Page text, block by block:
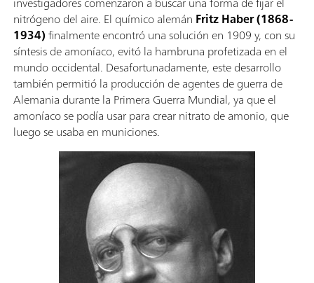
nitrógeno del aire. El químico alemán Fritz Haber (1868-
1934)finalmente encontró una solución en 1909 y, con su
síntesis de amoníaco, evitó la hambruna profetizada en el
mundo occidental. Desafortunadamente, este desarrollo
también permitió la producción de agentes de guerra de
Alemania durante la Primera Guerra Mundial, ya que el
amoníaco se podía usar para crear nitrato de amonio, que
luego se usaba en municiones.